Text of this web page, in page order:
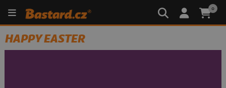
0
HAPPY EASTER